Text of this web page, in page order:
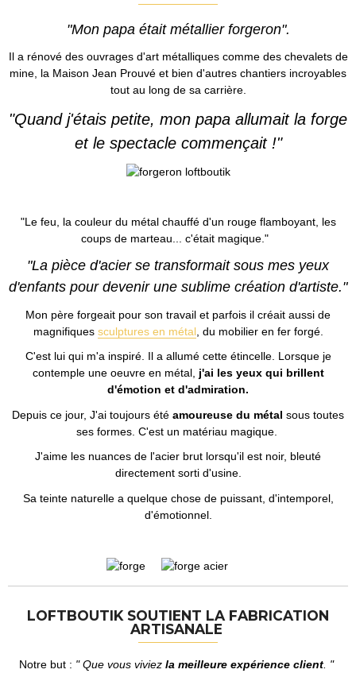
"Mon papa était métallier forgeron".
Il a rénové des ouvrages d'art métalliques comme des chevalets de
mine, la Maison Jean Prouvé et bien d'autres chantiers incroyables
tout au long de sa carrière.
"Quand j'étais petite, mon papa allumait la forge
et le spectacle commençait !"
"Le feu, la couleur du métal chauffé d'un rouge flamboyant, les
coups de marteau... c'était magique."
"La pièce d'acier se transformait sous mes yeux
d'enfants pour devenir une sublime création d'artiste."
Mon père forgeait pour son travail et parfois il créait aussi de
magnifiques sculptures en métal, du mobilier en fer forgé.
C'est lui qui m'a inspiré. Il a allumé cette étincelle. Lorsque je
contemple une oeuvre en métal, j'ai les yeux qui brillent
d'émotion et d'admiration.
Depuis ce jour, J'ai toujours été amoureuse du métal sous toutes
ses formes. C'est un matériau magique.
J'aime les nuances de l'acier brut lorsqu'il est noir, bleuté
directement sorti d'usine.
Sa teinte naturelle a quelque chose de puissant, d'intemporel,
d'émotionnel.
LOFTBOUTIK SOUTIENT LA FABRICATION
ARTISANALE
Notre but : " Que vous viviez la meilleure expérience client. "